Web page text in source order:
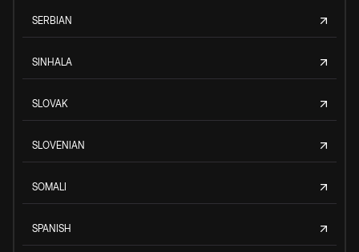
SERBIAN
SINHALA
SLOVAK
SLOVENIAN
SOMALI
SPANISH